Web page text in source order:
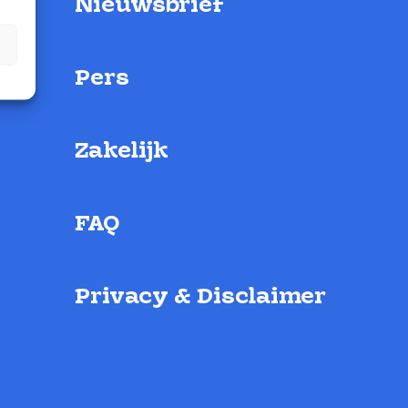
Nieuwsbrief
Pers
Zakelijk
FAQ
Privacy & Disclaimer